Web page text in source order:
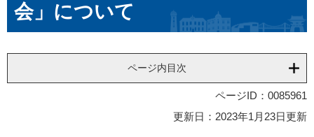
会」について
ページ内目次
ページID：0085961
更新日：2023年1月23日更新